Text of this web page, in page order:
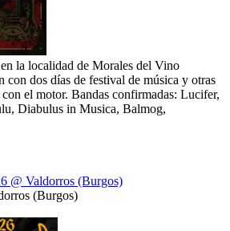
la localidad de Morales del Vino
con dos días de festival de música y otras
el motor. Bandas confirmadas: Lucifer,
Diabulus in Musica, Balmog,
@ Valdorros (Burgos)
(Burgos)